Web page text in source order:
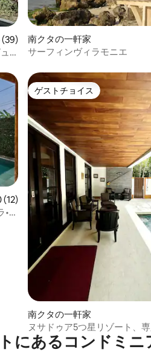
39件、5つ星中4.85つ星の平均評
南クタの一軒家
サーフィンヴィラモニエ
ー12件、5つ星中5.0つ星の平均評
(12)
ビ
ゲストチョイス
ゲストチョイス
南クタの一軒家
ヌサドゥア5つ星リゾート、
ビーチアクセス
にあるコンドミニ